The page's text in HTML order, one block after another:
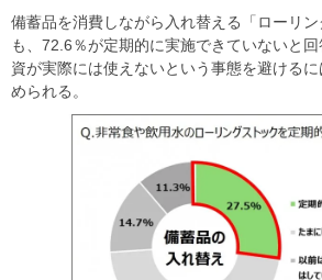
備蓄品を消費しながら入れ替える「ローリ
も、72.6％が定期的に実施できていないと
資が実際には使えないという事態を避ける
められる。